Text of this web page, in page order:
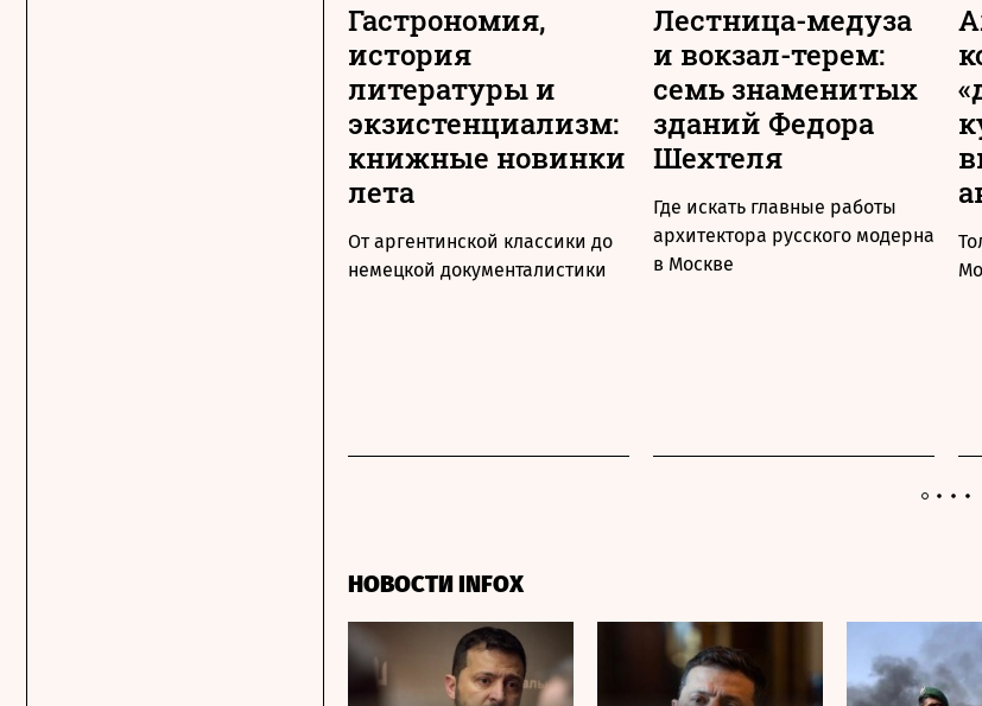
Гастрономия,
история
литературы и
экзистенциализм:
книжные новинки
лета
От аргентинской классики до
немецкой документалистики
Лестница-медуза
и вокзал-терем:
семь знаменитых
зданий Федора
Шехтеля
Где искать главные работы
архитектора русского модерна
в Москве
НОВОСТИ INFOX